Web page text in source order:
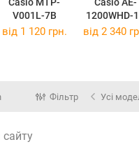
Casio MTP-
V001L-7B
Casio AE-
1200WHD-
від 1 120 грн. від 2 340
Фільтр Усі
сайту